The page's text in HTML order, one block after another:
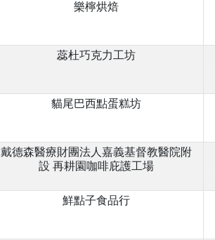
樂檸烘焙
蕊杜巧克力工坊
貓尾巴西點蛋糕坊
戴德森醫療財團法人嘉義基督教醫院附
設 再耕園咖啡庇護工場
鮮點子食品行